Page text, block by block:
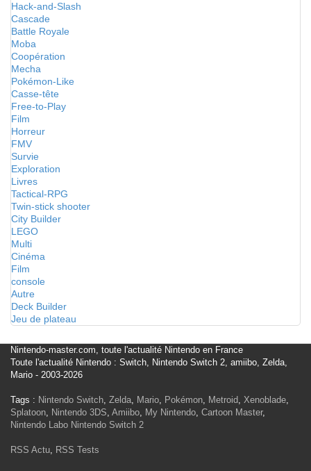
Hack-and-Slash
Cascade
Battle Royale
Moba
Coopération
Mecha
Pokémon-Like
Casse-tête
Free-to-Play
Film
Horreur
FMV
Survie
Exploration
Livres
Tactical-RPG
Twin-stick shooter
City Builder
LEGO
Multi
Cinéma
Film
console
Autre
Deck Builder
Jeu de plateau
Nintendo-master.com, toute l'actualité Nintendo en France
Toute l'actualité Nintendo : Switch, Nintendo Switch 2, amiibo, Zelda,
Mario - 2003-2026
Tags : Nintendo Switch, Zelda, Mario, Pokémon, Metroid, Xenoblade,
Splatoon, Nintendo 3DS, Amiibo, My Nintendo, Cartoon Master,
Nintendo Labo Nintendo Switch 2
RSS Actu, RSS Tests